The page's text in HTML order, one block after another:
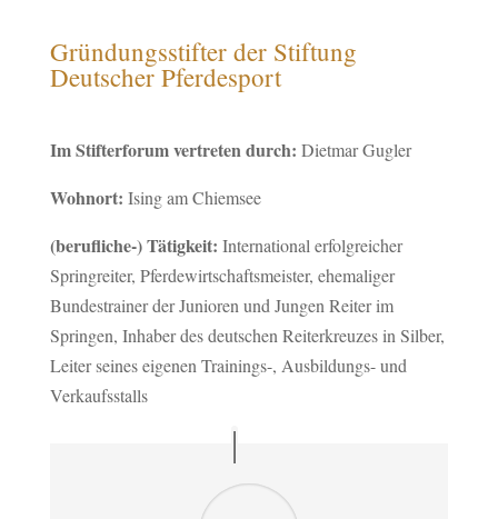
Gründungsstifter der Stiftung
Deutscher Pferdesport
Im Stifterforum vertreten durch: Dietmar Gugler
Wohnort: Ising am Chiemsee
(berufliche-) Tätigkeit: International erfolgreicher
Springreiter, Pferdewirtschaftsmeister, ehemaliger
Bundestrainer der Junioren und Jungen Reiter im
Springen, Inhaber des deutschen Reiterkreuzes in Silber,
Leiter seines eigenen Trainings-, Ausbildungs- und
Verkaufsstalls